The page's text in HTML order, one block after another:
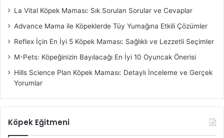
La Vital Köpek Maması: Sık Sorulan Sorular ve Cevaplar
Advance Mama ile Köpeklerde Tüy Yumağına Etkili Çözümler
Reflex İçin En İyi 5 Köpek Maması: Sağlıklı ve Lezzetli Seçimler
M-Pets: Köpeğinizin Bayılacağı En İyi 10 Oyuncak Önerisi
Hills Science Plan Köpek Maması: Detaylı İnceleme ve Gerçek
Yorumlar
Köpek Eğitmeni